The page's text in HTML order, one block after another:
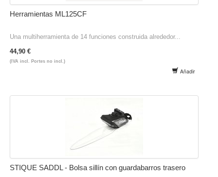
Herramientas ML125CF
Una multiherramienta de 14 funciones construida alrededor...
44,90 €
(IVA incl. Portes no incl.)
Añadir
STIQUE SADDL - Bolsa sillín con guardabarros trasero